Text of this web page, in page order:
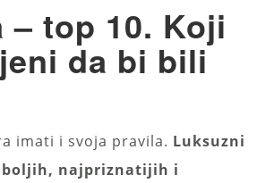
top 10. Koji
da bi bili
imati i svoja pravila. Luksuzni
najpriznatijih i